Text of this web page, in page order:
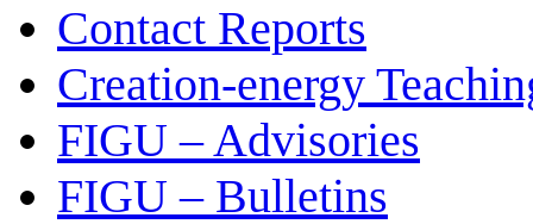
Contact Reports
Creation-energy
FIGU – Advisories
FIGU – Bulletins